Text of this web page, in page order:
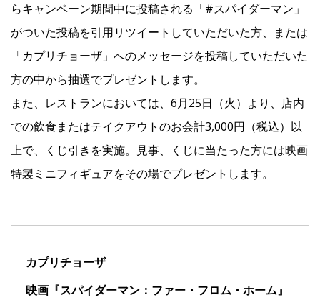
らキャンペーン期間中に投稿される「#スパイダーマン」
がついた投稿を引用リツイートしていただいた方、または
「カプリチョーザ」へのメッセージを投稿していただいた
方の中から抽選でプレゼントします。
また、レストランにおいては、6月25日（火）より、店内
での飲食またはテイクアウトのお会計3,000円（税込）以
上で、くじ引きを実施。見事、くじに当たった方には映画
特製ミニフィギュアをその場でプレゼントします。
カプリチョーザ
映画『スパイダーマン：ファー・フロム・ホーム』